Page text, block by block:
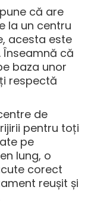
că are
la un centru
acesta este
Înseamnă că
baza unor
respectă
de
pentru toți
pe
lung, o
corect
reușit și